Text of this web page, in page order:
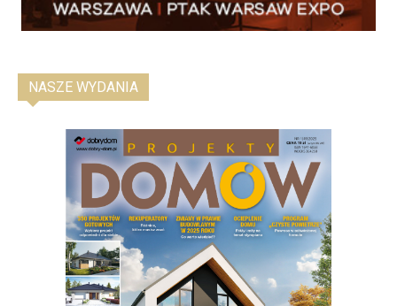
NASZE WYDANIA